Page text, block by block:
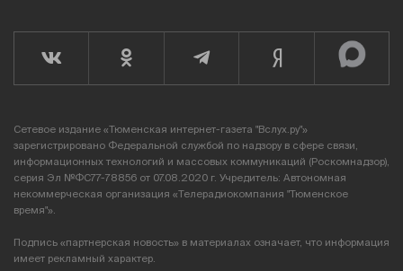
Сетевое издание «Тюменская интернет-газета "Вслух.ру"»
зарегистрировано Федеральной службой по надзору в сфере связи,
информационных технологий и массовых коммуникаций (Роскомнадзор),
серия Эл №ФС77-78856 от 07.08.2020 г. Учредитель: Автономная
некоммерческая организация «Телерадиокомпания "Тюменское
время"».
Подпись «партнерская новость» в материалах означает, что информация
имеет рекламный характер.